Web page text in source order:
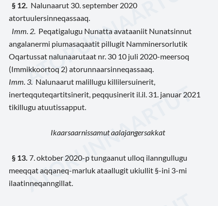
§ 12. Nalunaarut 30. september 2020
atortuulersinneqassaaq.
Imm. 2 Peqatigalugu Nunatta avataaniit Nunatsinnut
angalanermi piumasaqaatit pillugit Namminersorlutik
Oqartussat nalunaarutaat nr. 30 10 juli 2020-meersoq
(Immikkoortoq 2) atorunnaarsinneqassaaq.
Imm. 3 Nalunaarut malillugu killilersuinerit,
inerteqquteqartitsinerit, peqqusinerit il.il. 31. januar 2021
tikillugu atuutissapput.
Ikaarsaarnissamut aalajangersakkat
§ 13. 7. oktober 2020-p tungaanut ulloq ilanngullugu
meeqqat aqqaneq-marluk ataallugit ukiullit §-ini 3-mi
ilaatinneqanngillat.